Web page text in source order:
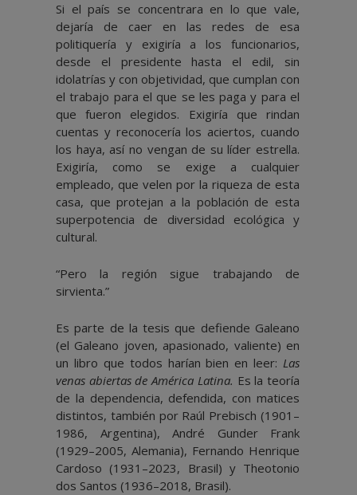
Si el país se concentrara en lo que vale,
dejaría de caer en las redes de esa
politiquería y exigiría a los funcionarios,
desde el presidente hasta el edil, sin
idolatrías y con objetividad, que cumplan con
el trabajo para el que se les paga y para el
que fueron elegidos. Exigiría que rindan
cuentas y reconocería los aciertos, cuando
los haya, así no vengan de su líder estrella.
Exigiría, como se exige a cualquier
empleado, que velen por la riqueza de esta
casa, que protejan a la población de esta
superpotencia de diversidad ecológica y
cultural.
“Pero la región sigue trabajando de
sirvienta.”
Es parte de la tesis que defiende Galeano
(el Galeano joven, apasionado, valiente) en
un libro que todos harían bien en leer: Las
venas abiertas de América Latina. Es la teoría
de la dependencia, defendida, con matices
distintos, también por Raúl Prebisch (1901–
1986, Argentina), André Gunder Frank
(1929–2005, Alemania), Fernando Henrique
Cardoso (1931–2023, Brasil) y Theotonio
dos Santos (1936–2018, Brasil).